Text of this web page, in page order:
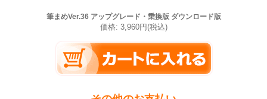
筆まめVer.36 アップグレード・乗換版 ダウンロード版
価格: 3,960円(税込)